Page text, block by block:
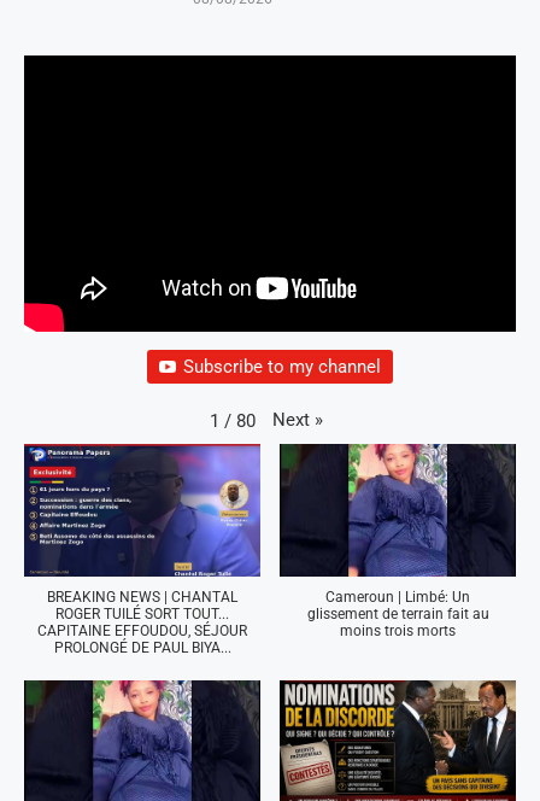
Subscribe to my channel
1 / 80 Next »
BREAKING NEWS | CHANTAL
ROGER TUILÉ SORT TOUT...
CAPITAINE EFFOUDOU, SÉJOUR
PROLONGÉ DE PAUL BIYA...
Cameroun | Limbé: Un
glissement de terrain fait au
moins trois morts